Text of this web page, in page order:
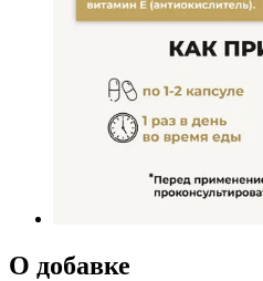
О добавке